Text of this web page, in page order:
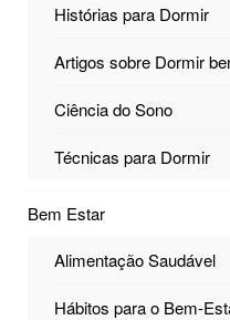
Histórias para Dormir
Artigos sobre Dormir
Ciência do Sono
Técnicas para Dormir
Bem Estar
Alimentação Saudável
Hábitos para o Bem-